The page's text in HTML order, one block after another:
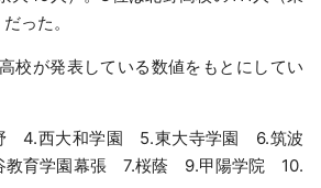
った。
校が発表している数値をもとにしてい
4.西大和学園 5.東大寺学園 6.筑波
教育学園幕張 7.桜蔭 9.甲陽学院 10.